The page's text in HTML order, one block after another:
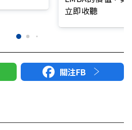
立即收聽
關注FB